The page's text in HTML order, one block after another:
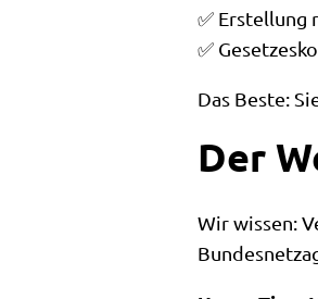
✅ Erstellung
✅
Das Beste:
Der
Wir wissen: